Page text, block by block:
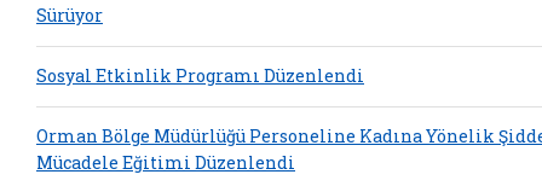
Sürüyor
Sosyal Etkinlik Programı Düzenlendi
Orman Bölge Müdürlüğü Personeline Kadına Yönelik
Mücadele Eğitimi Düzenlendi